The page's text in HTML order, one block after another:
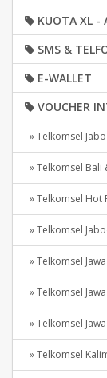
KUOTA XL -
SMS &
E-WALLET
VOUCHER
» Telkomsel
» Telkomsel Bali
» Telkomsel Hot
» Telkomsel
» Telkomsel
» Telkomsel
» Telkomsel
» Telkomsel